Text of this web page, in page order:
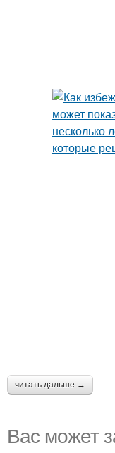
читать дальше →
Вас может